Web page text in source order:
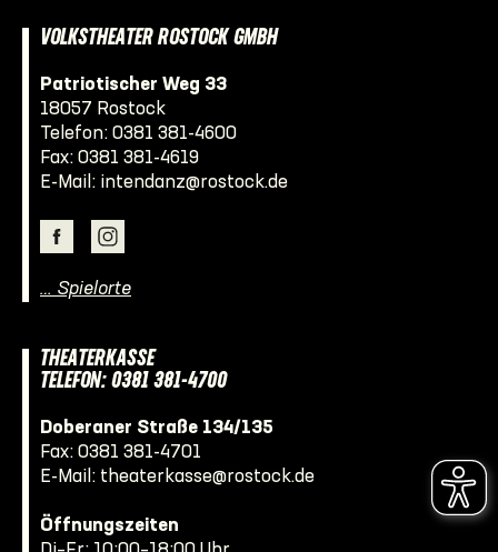
VOLKSTHEATER ROSTOCK GMBH
Patriotischer Weg 33
18057 Rostock
Telefon: 0381 381-4600
Fax: 0381 381-4619
E-Mail: intendanz@rostock.de
… Spielorte
THEATERKASSE
TELEFON: 0381 381-4700
Doberaner Straße 134/135
Fax: 0381 381-4701
E-Mail: theaterkasse@rostock.de
Öffnungszeiten